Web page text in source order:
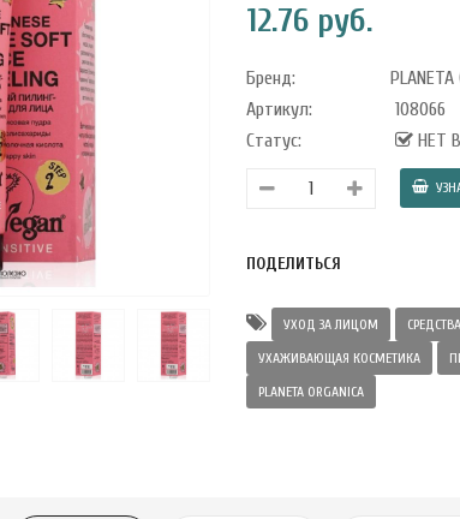
12.76 руб.
Бренд:
PLANETA
Артикул:
108066
Статус:
НЕТ
ПОДЕЛИТЬСЯ
УХОД ЗА ЛИЦОМ
УХАЖИВАЮЩАЯ КОСМЕТИКА
PLANETA ORGANICA